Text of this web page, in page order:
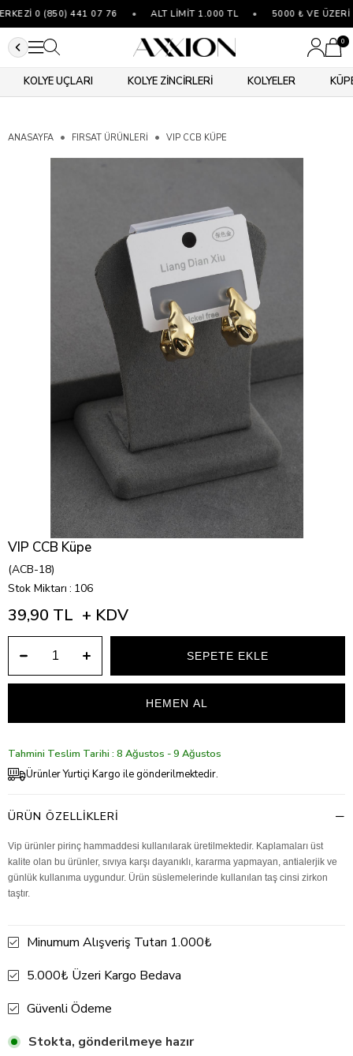
0 (850) 441 07 76 ALT LİMİT 1.000 TL 5000 ₺ VE ÜZERİ
0
KOLYE UÇLARI KOLYE ZİNCİRLERİ KOLYELER
ANASAYFA FIRSAT ÜRÜNLERİ VIP CCB KÜPE
VIP CCB Küpe
(ACB-18)
Stok Miktarı : 106
39,90 TL + KDV
Tahmini Teslim Tarihi : 8 Ağustos - 9 Ağustos
Ürünler Yurtiçi Kargo ile gönderilmektedir.
ÜRÜN ÖZELLIKLERI
Vip ürünler pirinç hammaddesi kullanılarak üretilmektedir. Kaplamaları üst
kalite olan bu ürünler, sıvıya karşı dayanıklı, kararma yapmayan, antialerjik ve
günlük kullanıma uygundur. Ürün süslemelerinde kullanılan taş cinsi zirkon
taştır.
Minumum Alışveriş Tutarı 1.000₺
5.000₺ Üzeri Kargo Bedava
Güvenli Ödeme
Stokta, gönderilmeye hazır